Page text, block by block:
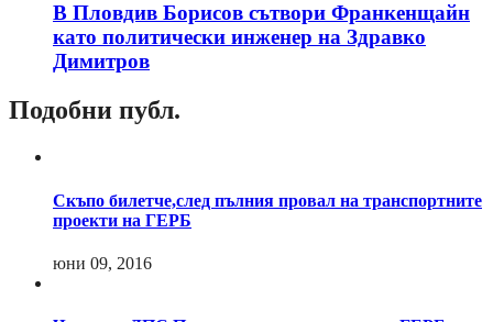
В Пловдив Борисов сътвори Франкенщайн
като политически инженер на Здравко
Димитров
Подобни публ.
Скъпо билетче,след пълния провал на транспортните
проекти на ГЕРБ
юни 09, 2016